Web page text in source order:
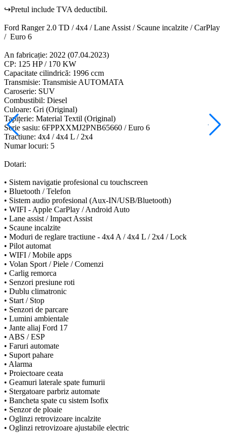
↪Pretul include TVA deductibil.
Ford Ranger 2.0 TD / 4x4 / Lane Assist / Scaune incalzite / CarPlay
/ Euro 6
An fabricație: 2022 (07.04.2023)
CP: 125 HP / 170 KW
Capacitate cilindrică: 1996 ccm
Transmisie: Transmisie AUTOMATA
Caroserie: SUV
Combustibil: Diesel
Culoare: Gri (Original)
Tapițerie: Material Textil (Original)
Serie sasiu: 6FPPXXMJ2PNB65660 / Euro 6
Tractiune: 4x4 / 4x4 L / 2x4
Numar locuri: 5
Dotari:
• Sistem navigatie profesional cu touchscreen
• Bluetooth / Telefon
• Sistem audio profesional (Aux-IN/USB/Bluetooth)
• WIFI - Apple CarPlay / Android Auto
• Lane assist / Impact Assist
• Scaune incalzite
• Moduri de reglare tractiune - 4x4 A / 4x4 L / 2x4 / Lock
• Pilot automat
• WIFI / Mobile apps
• Volan Sport / Piele / Comenzi
• Carlig remorca
• Senzori presiune roti
• Dublu climatronic
• Start / Stop
• Senzori de parcare
• Lumini ambientale
• Jante aliaj Ford 17
• ABS / ESP
• Faruri automate
• Suport pahare
• Alarma
• Proiectoare ceata
• Geamuri laterale spate fumurii
• Stergatoare parbriz automate
• Bancheta spate cu sistem Isofix
• Senzor de ploaie
• Oglinzi retrovizoare incalzite
• Oglinzi retrovizoare ajustabile electric